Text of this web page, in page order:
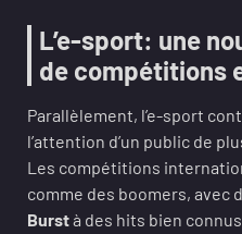
L’e-sport: une
de compétitions
Parallèlement, l’e-sport
l’attention d’un public de
Les compétitions
comme des boomers, avec
Burstà des hits bien